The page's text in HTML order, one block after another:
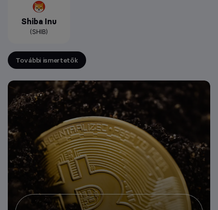
Shiba Inu
(SHIB)
További ismertetők